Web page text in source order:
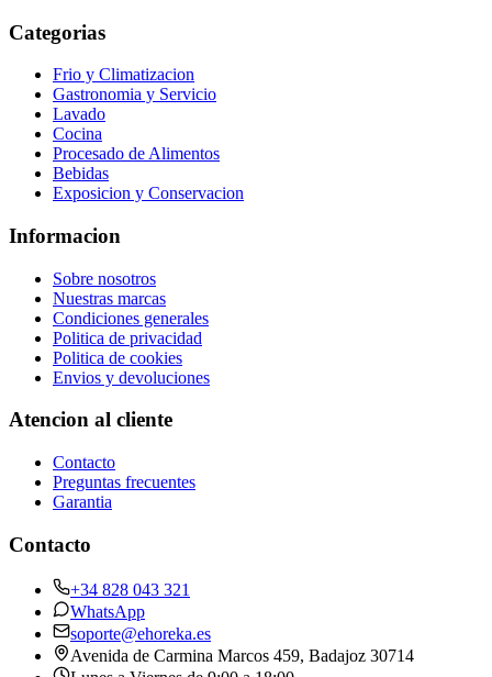
Categorias
Frio y Climatizacion
Gastronomia y Servicio
Lavado
Cocina
Procesado de Alimentos
Bebidas
Exposicion y Conservacion
Informacion
Sobre nosotros
Nuestras marcas
Condiciones generales
Politica de privacidad
Politica de cookies
Envios y devoluciones
Atencion al cliente
Contacto
Preguntas frecuentes
Garantia
Contacto
+34 828 043 321
WhatsApp
soporte@ehoreka.es
Avenida de Carmina Marcos 459, Badajoz 30714